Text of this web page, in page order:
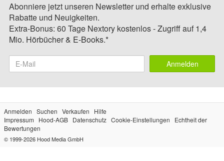
Abonniere jetzt unseren Newsletter und erhalte exklusive
Rabatte und Neuigkeiten.
Extra-Bonus: 60 Tage Nextory kostenlos - Zugriff auf 1,4
Mio. Hörbücher & E-Books.*
Anmelden
Anmelden Suchen Verkaufen
Hilfe
Impressum
Hood-AGB Datenschutz Cookie-Einstellungen
Echtheit der
Bewertungen
© 1999-2026 Hood Media GmbH